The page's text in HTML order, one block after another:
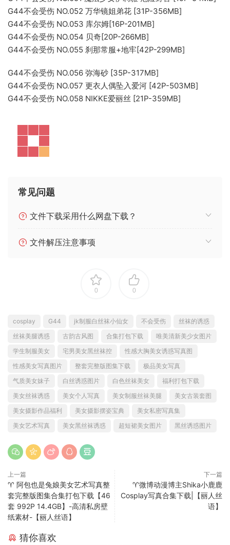
G44不会受伤 NO.052 万华镜姐弟花 [31P-356MB]
G44不会受伤 NO.053 库尔姆[16P-201MB]
G44不会受伤 NO.054 贝奇[20P-266MB]
G44不会受伤 NO.055 刹那常服+地牢[42P-299MB]
G44不会受伤 NO.056 弥海砂 [35P-317MB]
G44不会受伤 NO.057 更衣人偶坠入爱河 [42P-503MB]
G44不会受伤 NO.058 NIKKE爱丽丝 [21P-359MB]
常见问题
文件下载采用什么网盘下载？
文件解压注意事项
0 0
cosplay G44 jk制服白丝袜小仙女 不会受伤
丝袜的诱惑
丝袜美腿诱惑
古韵古风图 合集打包下载
唯美清新美少女图片
学生制服美女
宅男美女黑丝袜控
性感大胸美女诱惑写真图
性感美女写真图片
整套完整版图集下载
极品美女写真
气质美女妹子
白丝诱惑图片 白色丝袜美女
福利打包下载
美女丝袜诱惑
美女个人写真 美女制服丝袜美腿
美女古装套图
美女摄影作品福利
美女摄影摆姿宝典
美女私密写真集
美女艺术写真
美女黑丝袜诱惑 超短裙美女图片 黑丝诱惑图片
上一篇
♈ 阿包也是兔娘美女艺术写真整
套完整版图集合集打包下载【46
套 992P 14.4GB】-高清私房壁
纸素材-【丽人丝语】
下一篇
♈微博动漫博主Shika小鹿鹿
Cosplay写真合集下载|【丽人丝
语】
猜你喜欢